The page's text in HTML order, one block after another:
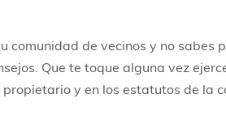
comunidad de vecinos y no sabes
Que te toque alguna vez
y en los estatutos de la